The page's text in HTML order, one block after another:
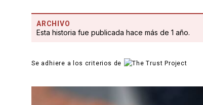
ARCHIVO
Esta historia fue publicada hace más de 1 año.
Se adhiere a los criterios de